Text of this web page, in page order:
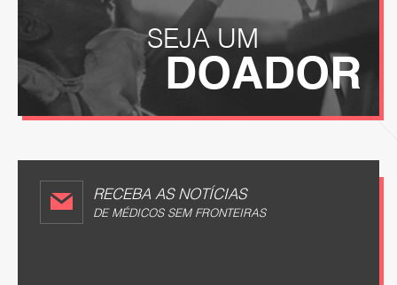
SEJA UM
DOADOR
RECEBA AS NOTÍCIAS
DE MÉDICOS SEM FRONTEIRAS